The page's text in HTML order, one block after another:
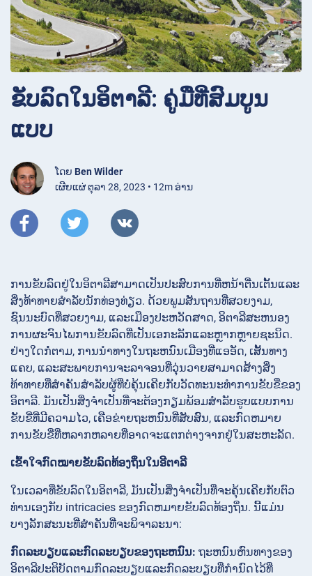
ຂັບລົດໃນອິຕາລີ: ຄູ່ມືທີ່ສົມບູນ
ແບບ
ໂດຍ Ben Wilder
ເຜີຍແຜ່ ຕຸລາ 28, 2023 • 12m ອ່ານ
ການຂັບລົດຢູ່ໃນອິຕາລີສາມາດເປັນປະສົບການທີ່ຫນ້າຕື່ນເຕັ້ນແລະ
ສິ່ງທ້າທາຍສໍາລັບນັກທ່ອງທ່ຽວ. ດ້ວຍພູມສັນຖານທີ່ສວຍງາມ,
ຊົນນະບົດທີ່ສວຍງາມ, ແລະເມືອງປະຫວັດສາດ, ອິຕາລີສະຫນອງ
ການຜະຈົນໄພການຂັບລົດທີ່ເປັນເອກະລັກແລະຫຼາກຫຼາຍຊະນິດ.
ຢ່າງໃດກໍ່ຕາມ, ການນໍາທາງໃນຖະຫນົນເມືອງທີ່ແອອັດ, ເສັ້ນທາງ
ແຄບ, ແລະສະພາບການຈະລາຈອນທີ່ວຸ່ນວາຍສາມາດສ້າງສິ່ງ
ທ້າທາຍທີ່ສໍາຄັນສໍາລັບຜູ້ທີ່ບໍ່ຄຸ້ນເຄີຍກັບວັດທະນະທໍາການຂັບຂີ່ຂອງ
ອິຕາລີ. ມັນເປັນສິ່ງຈໍາເປັນທີ່ຈະຕ້ອງກຽມພ້ອມສໍາລັບຮູບແບບການ
ຂັບຂີ່ທີ່ມີຄວາມໄວ, ເຄືອຂ່າຍຖະຫນົນທີ່ສັບສົນ, ແລະກົດຫມາຍ
ການຂັບຂີ່ທີ່ຫລາກຫລາຍທີ່ອາດຈະແຕກຕ່າງຈາກຢູ່ໃນສະຫະລັດ.
ເຂົ້າໃຈກົດໝາຍຂັບລົດທ້ອງຖິ່ນໃນອີຕາລີ
ໃນເວລາທີ່ຂັບລົດໃນອິຕາລີ, ມັນເປັນສິ່ງຈໍາເປັນທີ່ຈະຄຸ້ນເຄີຍກັບຕົວ
ທ່ານເອງກັບ intricacies ຂອງກົດຫມາຍຂັບລົດທ້ອງຖິ່ນ. ນີ້ແມ່ນ
ບາງລັກສະນະທີ່ສໍາຄັນທີ່ຈະພິຈາລະນາ:
ກົດລະບຽບແລະກົດລະບຽບຂອງຖະຫນົນ: ຖະຫນົນຫົນທາງຂອງ
ອິຕາລີປະຕິບັດຕາມກົດລະບຽບແລະກົດລະບຽບທີ່ກໍານົດໄວ້ທີ່